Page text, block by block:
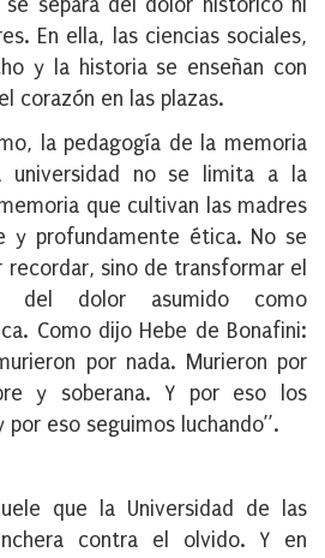
separa del dolor histórico ni
En ella, las ciencias sociales,
y la historia se enseñan con
corazón en las plazas.
la pedagogía de la memoria
universidad no se limita a la
que cultivan las madres
y profundamente ética. No se
sino de transformar el
del dolor asumido como
Como dijo Hebe de Bonafini:
por nada. Murieron por
y soberana. Y por eso los
por eso seguimos luchando”.
que la Universidad de las
contra el olvido. Y en